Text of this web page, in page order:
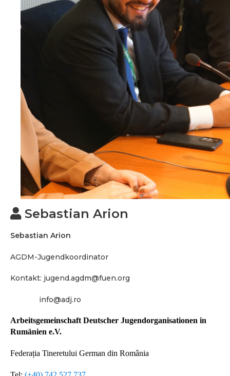
Sebastian Arion
Sebastian Arion
AGDM-Jugendkoordinator
Kontakt: jugend.agdm@fuen.org
info@adj.ro
Arbeitsgemeinschaft Deutscher Jugendorganisationen in
Rumänien e.V.
Federația Tineretului German din România